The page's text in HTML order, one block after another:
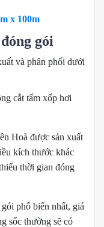
x 100m
gói
và phân phối dưới
cắt tấm xốp hơi
Hoà được sản xuất
kích thước khác
thời gian đóng
phổ biến nhất, giá
sốc thường sẽ có